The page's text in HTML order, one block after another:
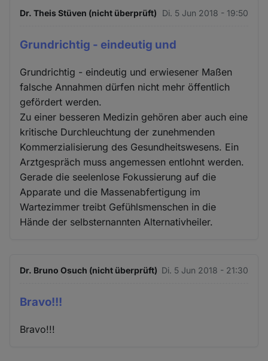
Dr. Theis Stüven (nicht überprüft) Di. 5 Jun 2018 - 19:50
Grundrichtig - eindeutig und
Grundrichtig - eindeutig und erwiesener Maßen
falsche Annahmen dürfen nicht mehr öffentlich
gefördert werden.
Zu einer besseren Medizin gehören aber auch eine
kritische Durchleuchtung der zunehmenden
Kommerzialisierung des Gesundheitswesens. Ein
Arztgespräch muss angemessen entlohnt werden.
Gerade die seelenlose Fokussierung auf die
Apparate und die Massenabfertigung im
Wartezimmer treibt Gefühlsmenschen in die
Hände der selbsternannten Alternativheiler.
Dr. Bruno Osuch (nicht überprüft) Di. 5 Jun 2018 - 21:30
Bravo!!!
Bravo!!!